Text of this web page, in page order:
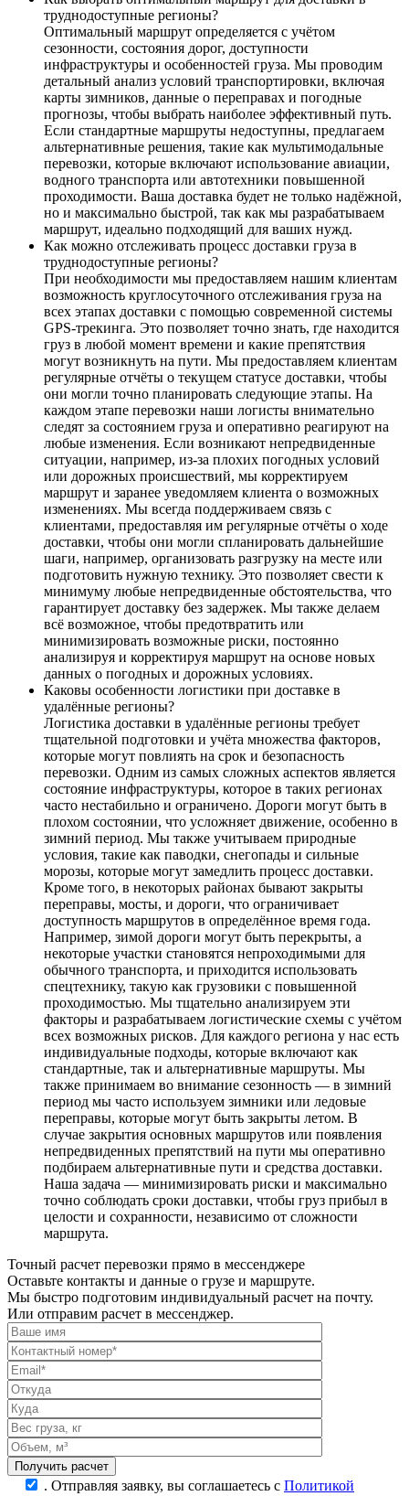
труднодоступные регионы?
Оптимальный маршрут определяется с учётом
сезонности, состояния дорог, доступности
инфраструктуры и особенностей груза. Мы проводим
детальный анализ условий транспортировки, включая
карты зимников, данные о переправах и погодные
прогнозы, чтобы выбрать наиболее эффективный путь.
Если стандартные маршруты недоступны, предлагаем
альтернативные решения, такие как мультимодальные
перевозки, которые включают использование авиации,
водного транспорта или автотехники повышенной
проходимости. Ваша доставка будет не только надёжной,
но и максимально быстрой, так как мы разрабатываем
маршрут, идеально подходящий для ваших нужд.
Как можно отслеживать процесс доставки груза в
труднодоступные регионы?
При необходимости мы предоставляем нашим клиентам
возможность круглосуточного отслеживания груза на
всех этапах доставки с помощью современной системы
GPS-трекинга. Это позволяет точно знать, где находится
груз в любой момент времени и какие препятствия
могут возникнуть на пути. Мы предоставляем клиентам
регулярные отчёты о текущем статусе доставки, чтобы
они могли точно планировать следующие этапы. На
каждом этапе перевозки наши логисты внимательно
следят за состоянием груза и оперативно реагируют на
любые изменения. Если возникают непредвиденные
ситуации, например, из-за плохих погодных условий
или дорожных происшествий, мы корректируем
маршрут и заранее уведомляем клиента о возможных
изменениях. Мы всегда поддерживаем связь с
клиентами, предоставляя им регулярные отчёты о ходе
доставки, чтобы они могли спланировать дальнейшие
шаги, например, организовать разгрузку на месте или
подготовить нужную технику. Это позволяет свести к
минимуму любые непредвиденные обстоятельства, что
гарантирует доставку без задержек. Мы также делаем
всё возможное, чтобы предотвратить или
минимизировать возможные риски, постоянно
анализируя и корректируя маршрут на основе новых
данных о погодных и дорожных условиях.
Каковы особенности логистики при доставке в
удалённые регионы?
Логистика доставки в удалённые регионы требует
тщательной подготовки и учёта множества факторов,
которые могут повлиять на срок и безопасность
перевозки. Одним из самых сложных аспектов является
состояние инфраструктуры, которое в таких регионах
часто нестабильно и ограничено. Дороги могут быть в
плохом состоянии, что усложняет движение, особенно в
зимний период. Мы также учитываем природные
условия, такие как паводки, снегопады и сильные
морозы, которые могут замедлить процесс доставки.
Кроме того, в некоторых районах бывают закрыты
переправы, мосты, и дороги, что ограничивает
доступность маршрутов в определённое время года.
Например, зимой дороги могут быть перекрыты, а
некоторые участки становятся непроходимыми для
обычного транспорта, и приходится использовать
спецтехнику, такую как грузовики с повышенной
проходимостью. Мы тщательно анализируем эти
факторы и разрабатываем логистические схемы с учётом
всех возможных рисков. Для каждого региона у нас есть
индивидуальные подходы, которые включают как
стандартные, так и альтернативные маршруты. Мы
также принимаем во внимание сезонность — в зимний
период мы часто используем зимники или ледовые
переправы, которые могут быть закрыты летом. В
случае закрытия основных маршрутов или появления
непредвиденных препятствий на пути мы оперативно
подбираем альтернативные пути и средства доставки.
Наша задача — минимизировать риски и максимально
точно соблюдать сроки доставки, чтобы груз прибыл в
целости и сохранности, независимо от сложности
маршрута.
Точный расчет перевозки прямо в мессенджере
Оставьте контакты и данные о грузе и маршруте.
Мы быстро подготовим индивидуальный расчет на почту.
Или отправим расчет в мессенджер.
. Отправляя заявку, вы соглашаетесь с Политикой